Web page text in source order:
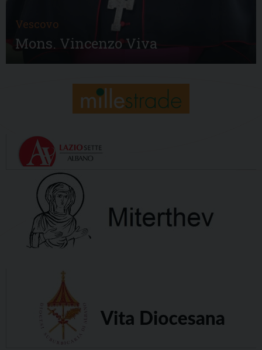
Vescovo
Mons. Vincenzo Viva